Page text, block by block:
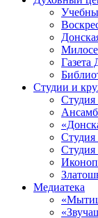
Газета
Студии и
Студия
Студия
Медиатека